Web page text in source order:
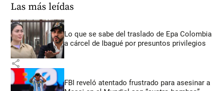
Las más leídas
Lo que se sabe del traslado de Epa Colombia
a cárcel de Ibagué por presuntos privilegios
share
FBI reveló atentado frustrado para asesinar a